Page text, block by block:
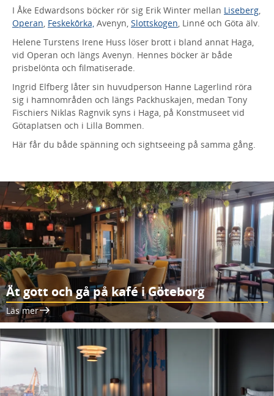
I Åke Edwardsons böcker rör sig Erik Winter mellan Liseberg,
Operan, Feskekôrka, Avenyn, Slottskogen, Linné och Göta älv.
Helene Turstens Irene Huss löser brott i bland annat Haga,
vid Operan och längs Avenyn. Hennes böcker är både
prisbelönta och filmatiserade.
Ingrid Elfberg låter sin huvudperson Hanne Lagerlind röra
sig i hamnområden och längs Packhuskajen, medan Tony
Fischiers Niklas Ragnvik syns i Haga, på Konstmuseet vid
Götaplatsen och i Lilla Bommen.
Här får du både spänning och sightseeing på samma gång.
Ät gott och gå på kafé i Göteborg
Läs mer